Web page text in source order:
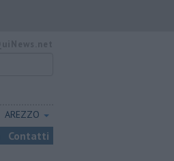
AREZZO
Contatti